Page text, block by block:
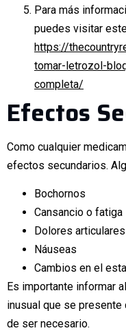
Para más
puedes visitar
https://
tomar-letrozol-
completa/
Efectos
Como cualquier
efectos secundarios.
Bochornos
Cansancio o fatiga
Dolores
Náuseas
Cambios en el
Es importante informar
inusual que se presente
de ser necesario.